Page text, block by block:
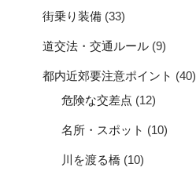
街乗り装備 (33)
道交法・交通ルール (9)
都内近郊要注意ポイント (40)
危険な交差点 (12)
名所・スポット (10)
川を渡る橋 (10)